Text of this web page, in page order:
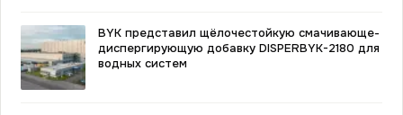
BYK представил щёлочестойкую смачивающе-
диспергирующую добавку DISPERBYK-2180 для
водных систем